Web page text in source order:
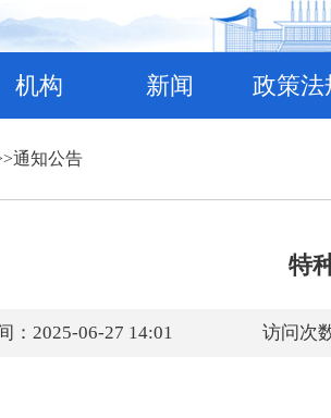
机构 新闻 政策法
通知公告
特
：2025-06-27 14:01 访问次